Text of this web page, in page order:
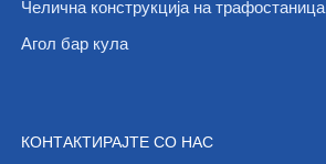
Челична конструкција на трафостаница
Агол бар кула
КОНТАКТИРАЈТЕ СО НАС